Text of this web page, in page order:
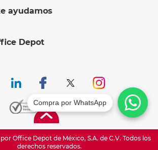
ayudamos
Depot
Office Depot de México, S.A. de C.V. Todos los
derechos reservados.
Compra por WhatsApp